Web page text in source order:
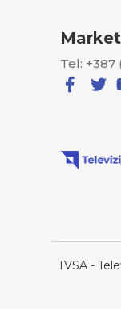
Tel: +387
TVSA -